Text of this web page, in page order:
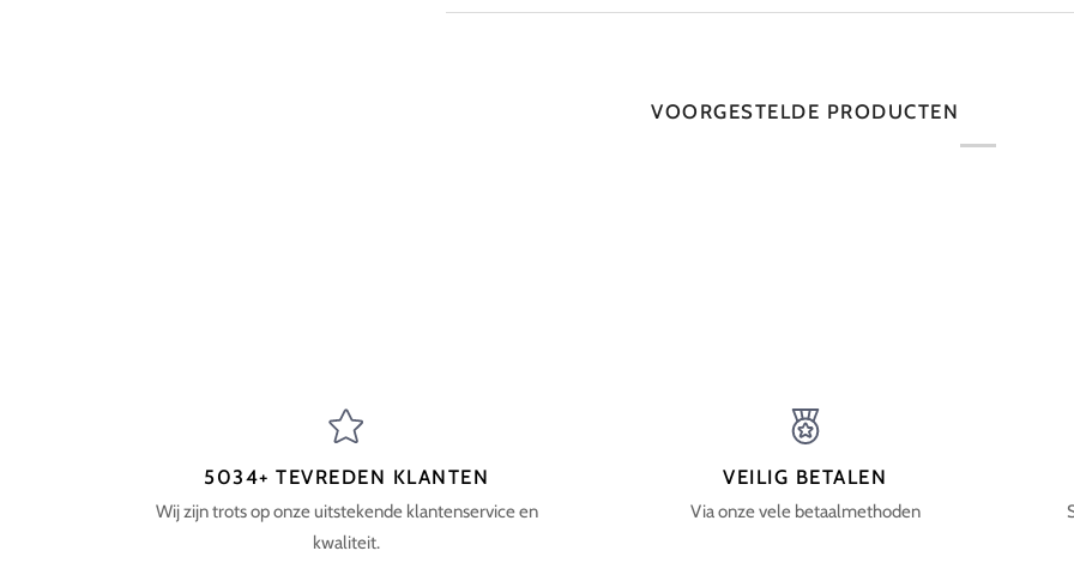
VOORGESTELDE PRODUCTEN
5034+ TEVREDEN KLANTEN
Wij zijn trots op onze uitstekende klantenservice en
kwaliteit.
VEILIG BETALEN
Via onze vele betaalmethoden